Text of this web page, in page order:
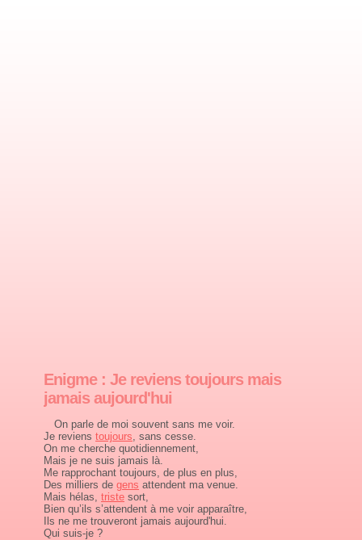
Enigme : Je reviens toujours mais
jamais aujourd'hui
On parle de moi souvent sans me voir.
Je reviens toujours, sans cesse.
On me cherche quotidiennement,
Mais je ne suis jamais là.
Me rapprochant toujours, de plus en plus,
Des milliers de gens attendent ma venue.
Mais hélas, triste sort,
Bien qu’ils s’attendent à me voir apparaître,
Ils ne me trouveront jamais aujourd'hui.
Qui suis-je ?